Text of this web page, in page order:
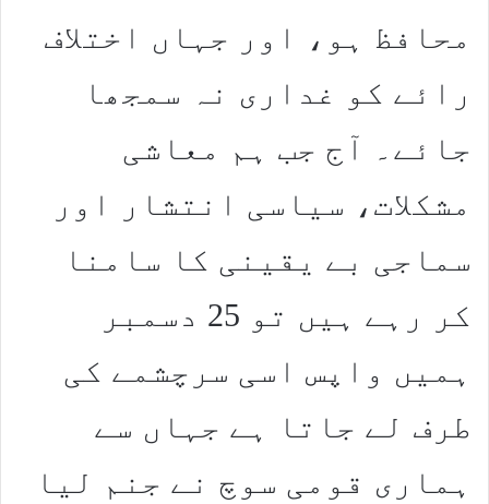
محافظ ہو، اور جہاں اختلاف
رائے کو غداری نہ سمجھا
جائے۔ آج جب ہم معاشی
مشکلات، سیاسی انتشار اور
سماجی بے یقینی کا سامنا
کر رہے ہیں تو 25 دسمبر
ہمیں واپس اسی سرچشمے کی
طرف لے جاتا ہے جہاں سے
ہماری قومی سوچ نے جنم لیا